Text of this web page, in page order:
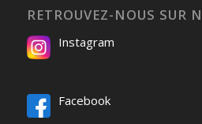
RETROUVEZ-NOUS SUR
Instagram
Facebook